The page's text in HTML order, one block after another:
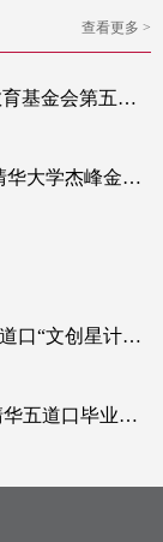
查看更多 >
系筹款工作坊成功举办
席教授基金”捐赠仪式
班级捐赠支持学院发展
毕业季捐赠活动